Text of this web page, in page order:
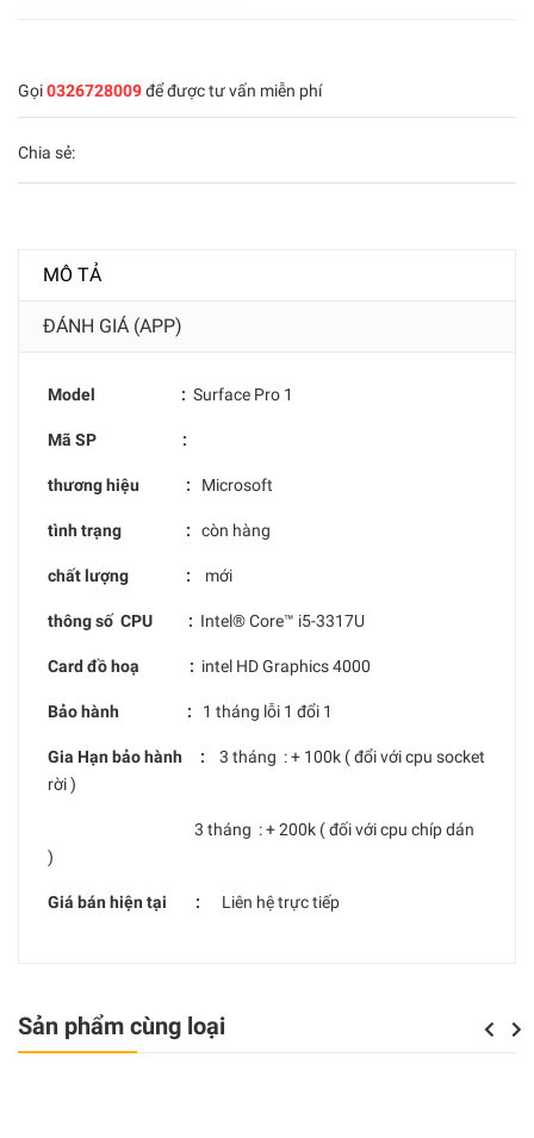
Gọi0326728009để được tư vấn miễn phí
Chia sẻ:
MÔ TẢ
ĐÁNH GIÁ (APP)
Model : Surface Pro 1
Mã SP :
thương hiệu : Microsoft
tình trạng : còn hàng
chất lượng : mới
thông số CPU : Intel® Core™ i5-3317U
Card đồ hoạ : intel HD Graphics 4000
Bảo hành : 1 tháng lỗi 1 đổi 1
Gia Hạn bảo hành : 3 tháng : + 100k ( đổi với cpu socket
rời )
3 tháng : + 200k ( đối với cpu chíp dán
)
Giá bán hiện tại : Liên hệ trực tiếp
Sản phẩm cùng loại Previous
Next